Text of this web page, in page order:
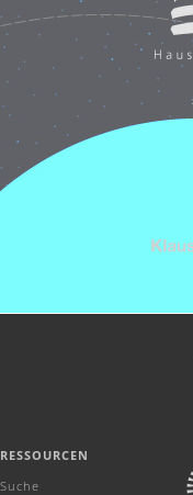
RESSOURCEN
Suche